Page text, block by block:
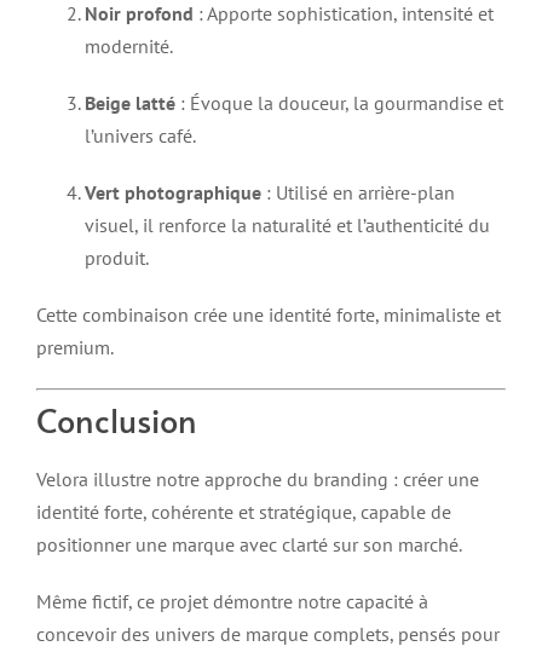
Noir profond : Apporte sophistication, intensité et
modernité.
Beige latté : Évoque la douceur, la gourmandise et
l’univers café.
Vert photographique : Utilisé en arrière-plan
visuel, il renforce la naturalité et l’authenticité du
produit.
Cette combinaison crée une identité forte, minimaliste et
premium.
Conclusion
Velora illustre notre approche du branding : créer une
identité forte, cohérente et stratégique, capable de
positionner une marque avec clarté sur son marché.
Même fictif, ce projet démontre notre capacité à
concevoir des univers de marque complets, pensés pour